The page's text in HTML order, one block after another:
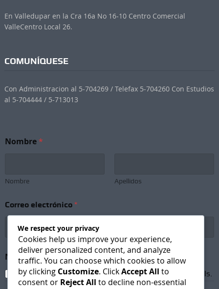
En Valledupar en la Cra 16a No 16-10 Centro Comercial
ValleCentro Local 26.
COMUNÍQUESE
Con Administracion al 5-704269 / Telefax 5-704260 Con Estudios
al 5-704444 / 5-713013
o
e
r
o
b
Nombre*
Nombre Apellidos
Correo electrónico *
Newsletter Subscription *
I agree to receive newsletters and promotional emails.
We respect your privacy
Cookies help us improve your experience,
deliver personalized content, and analyze
traffic. You can choose which cookies to allow
by clicking Customize. ClickAccept All to
consent or Reject All to decline non-essential